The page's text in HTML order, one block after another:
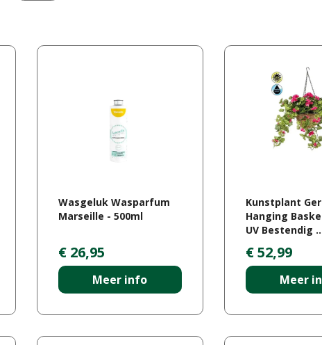
Wasgeluk Wasparfum
Marseille - 500ml
€ 26,95
Meer info
Kunstplant
Hanging
UV Bestendig
€52,99
Meer